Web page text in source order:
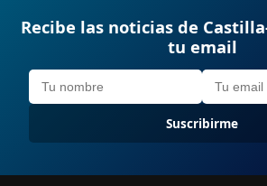
Recibe las noticias de
tu email
Suscribirme